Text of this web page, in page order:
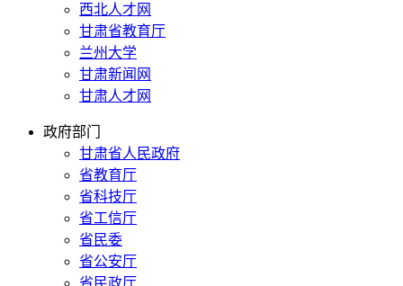
西北人才网
甘肃省教育厅
兰州大学
甘肃新闻网
甘肃人才网
政府部门
甘肃省人民政府
省教育厅
省科技厅
省工信厅
省民委
省公安厅
省民政厅